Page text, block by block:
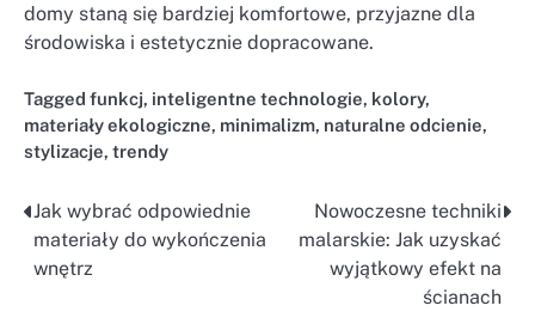
domy staną się bardziej komfortowe, przyjazne dla
środowiska i estetycznie dopracowane.
Tagged funkcj, inteligentne technologie, kolory,
materiały ekologiczne, minimalizm, naturalne odcienie,
stylizacje, trendy
Nawigacja
wpisu
Jak wybrać odpowiednie
materiały do wykończenia
wnętrz
Nowoczesne techniki
malarskie: Jak uzyskać
wyjątkowy efekt na
ścianach